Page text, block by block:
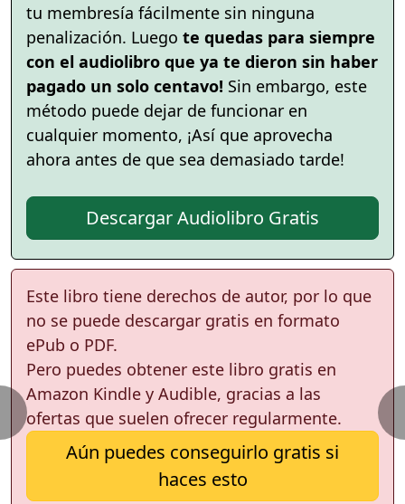
tu membresía fácilmente sin ninguna
penalización. Luego te quedas para siempre
con el audiolibro que ya te dieron sin haber
pagado un solo centavo! Sin embargo, este
método puede dejar de funcionar en
cualquier momento, ¡Así que aprovecha
ahora antes de que sea demasiado tarde!
Descargar Audiolibro Gratis
Este libro tiene derechos de autor, por lo que
no se puede descargar gratis en formato
ePub o PDF.
Pero puedes obtener este libro gratis en
Amazon Kindle y Audible, gracias a las
ofertas que suelen ofrecer regularmente.
Aún puedes conseguirlo gratis si
haces esto